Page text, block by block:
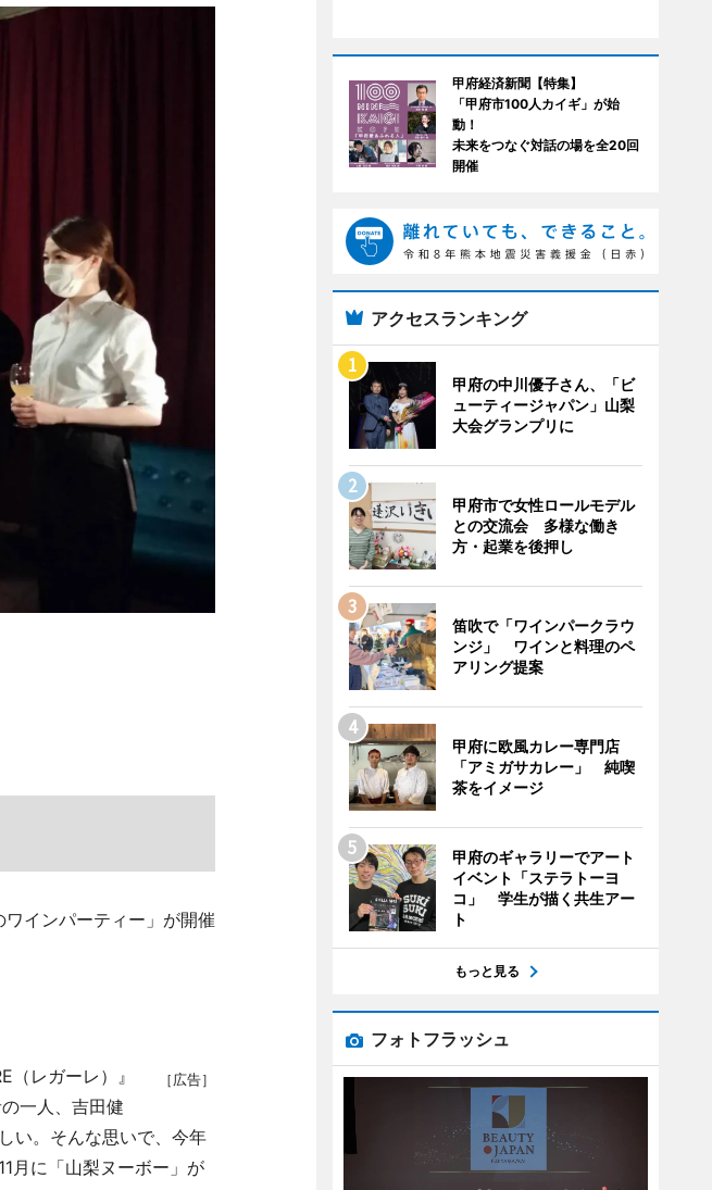
インパーティー」が開催
［広告］
レガーレ）』
一人、吉田健
い。そんな思いで、今年
月に「山梨ヌーボー」が
甲府経済新聞【特集】
「甲府市100人カイギ」が始
動！
未来をつなぐ対話の場を全20回
開催
アクセスランキング
甲府の中川優子さん、「ビ
ューティージャパン」山梨
大会グランプリに
甲府市で女性ロールモデル
との交流会 多様な働き
方・起業を後押し
笛吹で「ワインパークラウ
ンジ」 ワインと料理のペ
アリング提案
甲府に欧風カレー専門店
「アミガサカレー」 純喫
茶をイメージ
甲府のギャラリーでアート
イベント「ステラトーヨ
コ」 学生が描く共生アー
ト
もっと見る
フォトフラッシュ